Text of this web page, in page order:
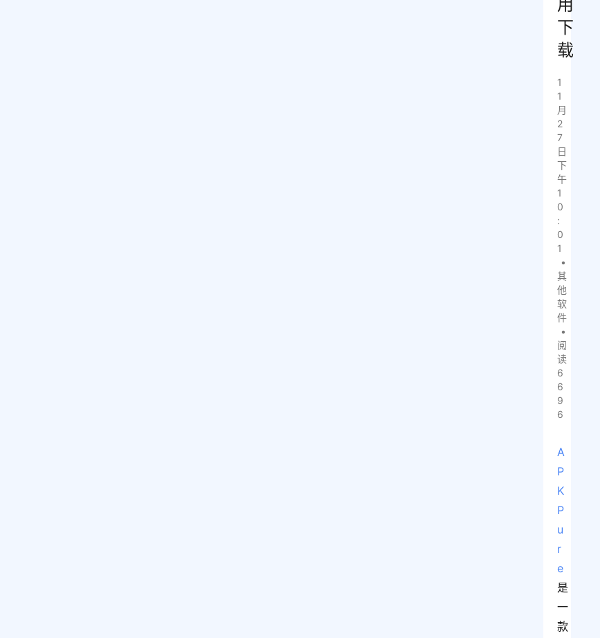
用
下
载
1
1
月
2
7
日
下
午
1
0
:
0
1
•
其
他
软
件
•
阅
读
6
6
9
6
A
P
K
P
u
r
e
是
一
款